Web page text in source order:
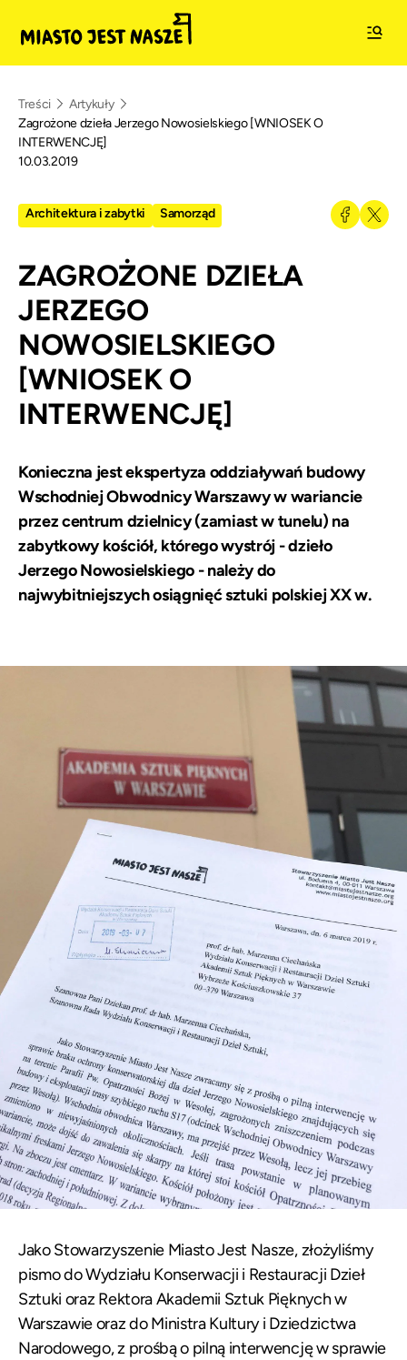
Treści
Artykuły
Zagrożone dzieła Jerzego Nowosielskiego [WNIOSEK O
INTERWENCJĘ]
10.03.2019
Architektura i zabytki Samorząd
ZAGROŻONE DZIEŁA
JERZEGO
NOWOSIELSKIEGO
[WNIOSEK O
INTERWENCJĘ]
Konieczna jest ekspertyza oddziaływań budowy
Wschodniej Obwodnicy Warszawy w wariancie
przez centrum dzielnicy (zamiast w tunelu) na
zabytkowy kościół, którego wystrój - dzieło
Jerzego Nowosielskiego - należy do
najwybitniejszych osiągnięć sztuki polskiej XX w.
Jako Stowarzyszenie Miasto Jest Nasze, złożyliśmy
pismo do Wydziału Konserwacji i Restauracji Dzieł
Sztuki oraz Rektora Akademii Sztuk Pięknych w
Warszawie oraz do Ministra Kultury i Dziedzictwa
Narodowego, z prośbą o pilną interwencję w sprawie